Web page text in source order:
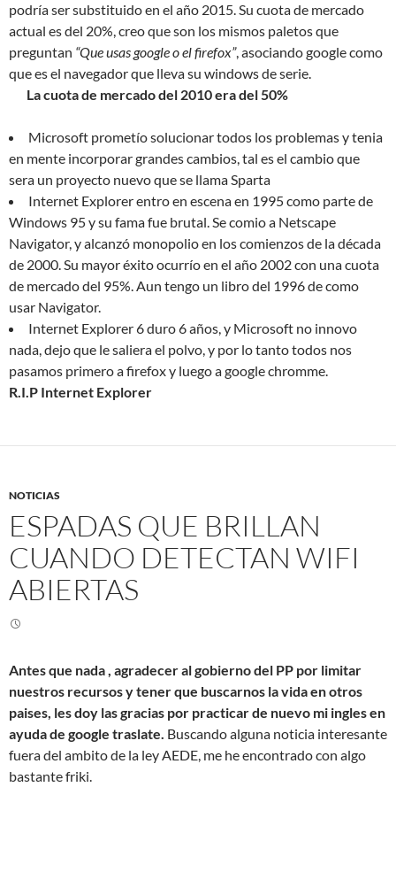
podría ser substituido en el año 2015. Su cuota de mercado
actual es del 20%, creo que son los mismos paletos que
preguntan “Que usas google o el firefox”, asociando google como
que es el navegador que lleva su windows de serie.
La cuota de mercado del 2010 era del 50%
Microsoft prometío solucionar todos los problemas y tenia
en mente incorporar grandes cambios, tal es el cambio que
sera un proyecto nuevo que se llama Sparta
Internet Explorer entro en escena en 1995 como parte de
Windows 95 y su fama fue brutal. Se comio a Netscape
Navigator, y alcanzó monopolio en los comienzos de la década
de 2000. Su mayor éxito ocurrío en el año 2002 con una cuota
de mercado del 95%. Aun tengo un libro del 1996 de como
usar Navigator.
Internet Explorer 6 duro 6 años, y Microsoft no innovo
nada, dejo que le saliera el polvo, y por lo tanto todos nos
pasamos primero a firefox y luego a google chromme.
R.I.P Internet Explorer
NOTICIAS
ESPADAS QUE BRILLAN
CUANDO DETECTAN WIFI
ABIERTAS
Antes que nada , agradecer al gobierno del PP por limitar
nuestros recursos y tener que buscarnos la vida en otros
paises, les doy las gracias por practicar de nuevo mi ingles en
ayuda de google traslate. Buscando alguna noticia interesante
fuera del ambito de la ley AEDE, me he encontrado con algo
bastante friki.